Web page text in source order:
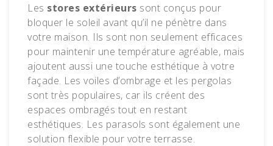
Les stores extérieurs sont conçus pour
bloquer le soleil avant qu’il ne pénètre dans
votre maison. Ils sont non seulement efficaces
pour maintenir une température agréable, mais
ajoutent aussi une touche esthétique à votre
façade. Les voiles d’ombrage et les pergolas
sont très populaires, car ils créent des
espaces ombragés tout en restant
esthétiques. Les parasols sont également une
solution flexible pour votre terrasse.